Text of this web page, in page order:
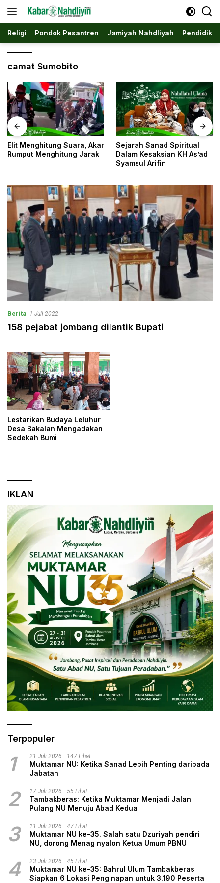
Religi Pondok Pesantren Jamiyah Nahdliyah
camat Sumobito
Elit Menghitung Suara, Akar
Rumput Menghitung Jarak
Sejarah Sanad Spiritual
Dalam Kesaksian KH As’ad
Syamsul Arifin
Berita 1 Juli 2022
158 pejabat jombang dilantik Bupati
Lestarikan Budaya Leluhur
Desa Bakalan Mengadakan
Sedekah Bumi
IKLAN
Terpopuler
1 21 Juli 2026 147 Lihat
Muktamar NU: Ketika Sanad Lebih Penting daripada
Jabatan
2 17 Juli 2026 55 Lihat
Tambakberas: Ketika Muktamar Menjadi Jalan
Pulang NU Menuju Abad Kedua
3 11 Juli 2026 47 Lihat
Muktamar NU ke-35. Salah satu Dzuriyah pendiri
NU, dorong Menag nyalon Ketua Umum PBNU
4 23 Juli 2026 45 Lihat
Muktamar NU ke-35: Bahrul Ulum Tambakberas
Siapkan 6 Lokasi Penginapan untuk 3.190 Peserta